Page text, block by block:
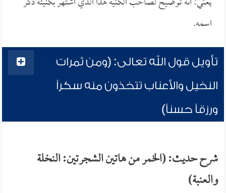
اسمه.
تأويل قول الله تعالى: (ومن ثمرات
النخيل والأعناب تتخذون منه سكراً
ورزقاً حسناً)
شرح حديث: (الخمر من هاتين الشجرتين: النخلة
والعنبة)